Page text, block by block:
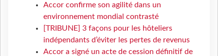
Accor confirme son agilité dans un
environnement mondial contrasté
[TRIBUNE] 3 façons pour les hôteliers
indépendants d’éviter les pertes de revenus
Accor a signé un acte de cession définitif de